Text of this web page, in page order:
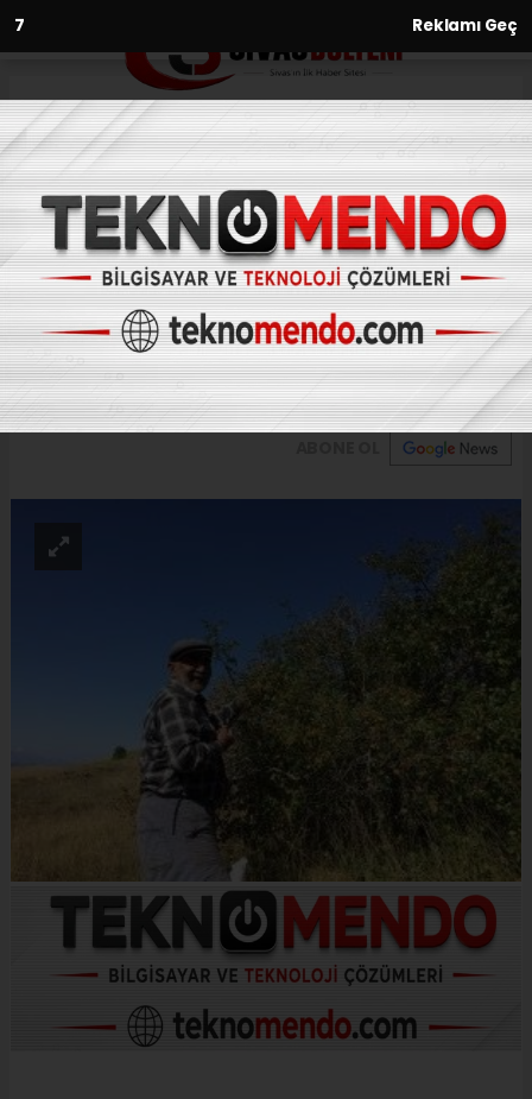
6 Reklamı Geç
Anasayfa
Sivas’ta kuşburnu hasadı
31.08.2019 - 14:33, Güncelleme: 31.08.2019 - 14:33
Sivas'ın İmranlı ilçesinde köylülerin dikenli
dallardan tek tek toplayarak geçimini
sağladığı kuşburnu hasadına başlandı.